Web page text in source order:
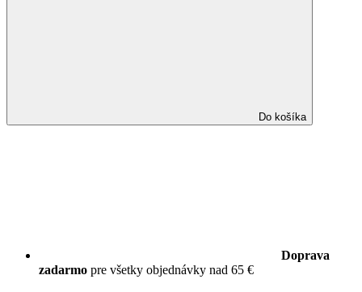
Do košíka
Doprava
zadarmo pre všetky objednávky nad 65 €